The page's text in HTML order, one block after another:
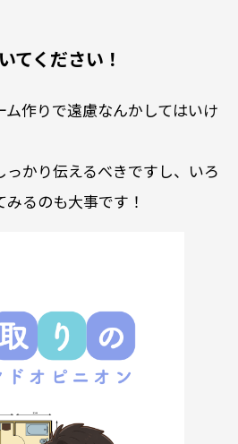
てください！
作りで遠慮なんかしてはいけ
かり伝えるべきですし、いろ
るのも大事です！